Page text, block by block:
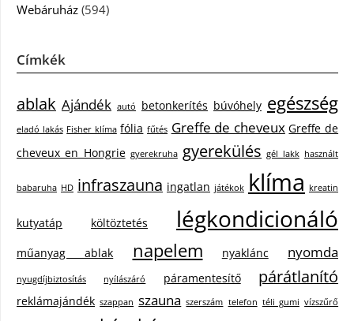
Webáruház (594)
Címkék
ablak Ajándék autó betonkerítés búvóhely egészség
eladó lakás Fisher klíma fólia fűtés Greffe de cheveux Greffe de
cheveux en Hongrie gyerekruha gyerekülés gél lakk használt
babaruha HD infraszauna ingatlan játékok klíma kreatin
kutyatáp költöztetés légkondicionáló
műanyag ablak napelem nyaklánc nyomda
nyugdíjbiztosítás nyílászáró páramentesítő párátlanító
reklámajándék szappan szauna szerszám telefon téli gumi vízszűrő